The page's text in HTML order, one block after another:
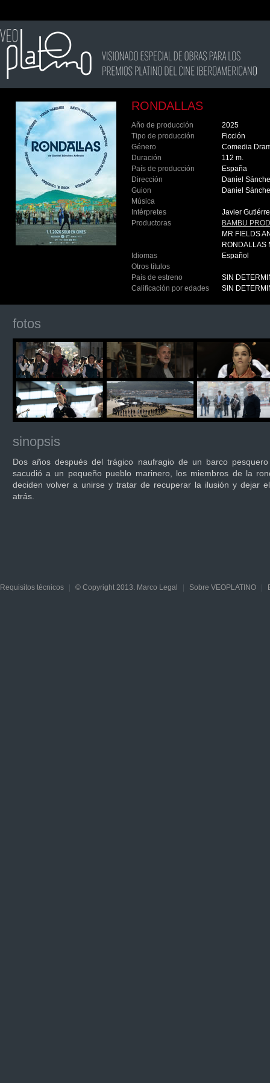
RONDALLAS
Año de producción
2025
Tipo de producción
Ficción
Género
Comedia
Duración
112 m.
País de producción
España
Dirección
Daniel
Guion
Daniel
Música
Intérpretes
Javier
Productoras
BAMBU
MR FIELDS
RONDALLAS
Idiomas
Español
Otros títulos
País de estreno
SIN
Calificación por edades
SIN
fotos
sinopsis
Dos años después del trágico naufragio de un barco
sacudió a un pequeño pueblo marinero, los miembros de la
deciden volver a unirse y tratar de recuperar la ilusión y dejar
atrás.
Requisitos técnicos © Copyright 2013. Marco Legal Sobre VEOPLATINO